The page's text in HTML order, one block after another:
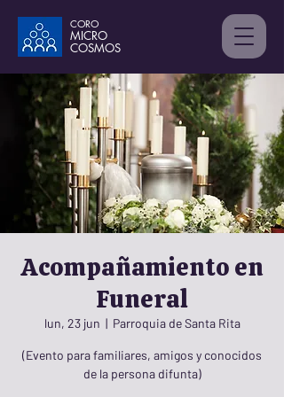
CORO
MICRO
COSMOS
Acompañamiento en
Funeral
lun, 23 jun
  |
Parroquia de Santa Rita
(Evento para familiares, amigos y conocidos
de la persona difunta)